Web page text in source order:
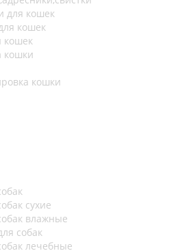
для кошек
кошек
кошек
кошки
кошки
сухие
влажные
собак
лечебные